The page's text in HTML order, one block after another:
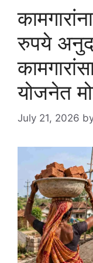
रुपये
योजनेत
July 21, 2026